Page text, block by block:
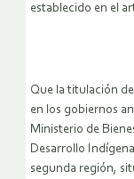
establecido en el
Que la titulación
en los gobiernos
Ministerio de
Desarrollo
segunda región,